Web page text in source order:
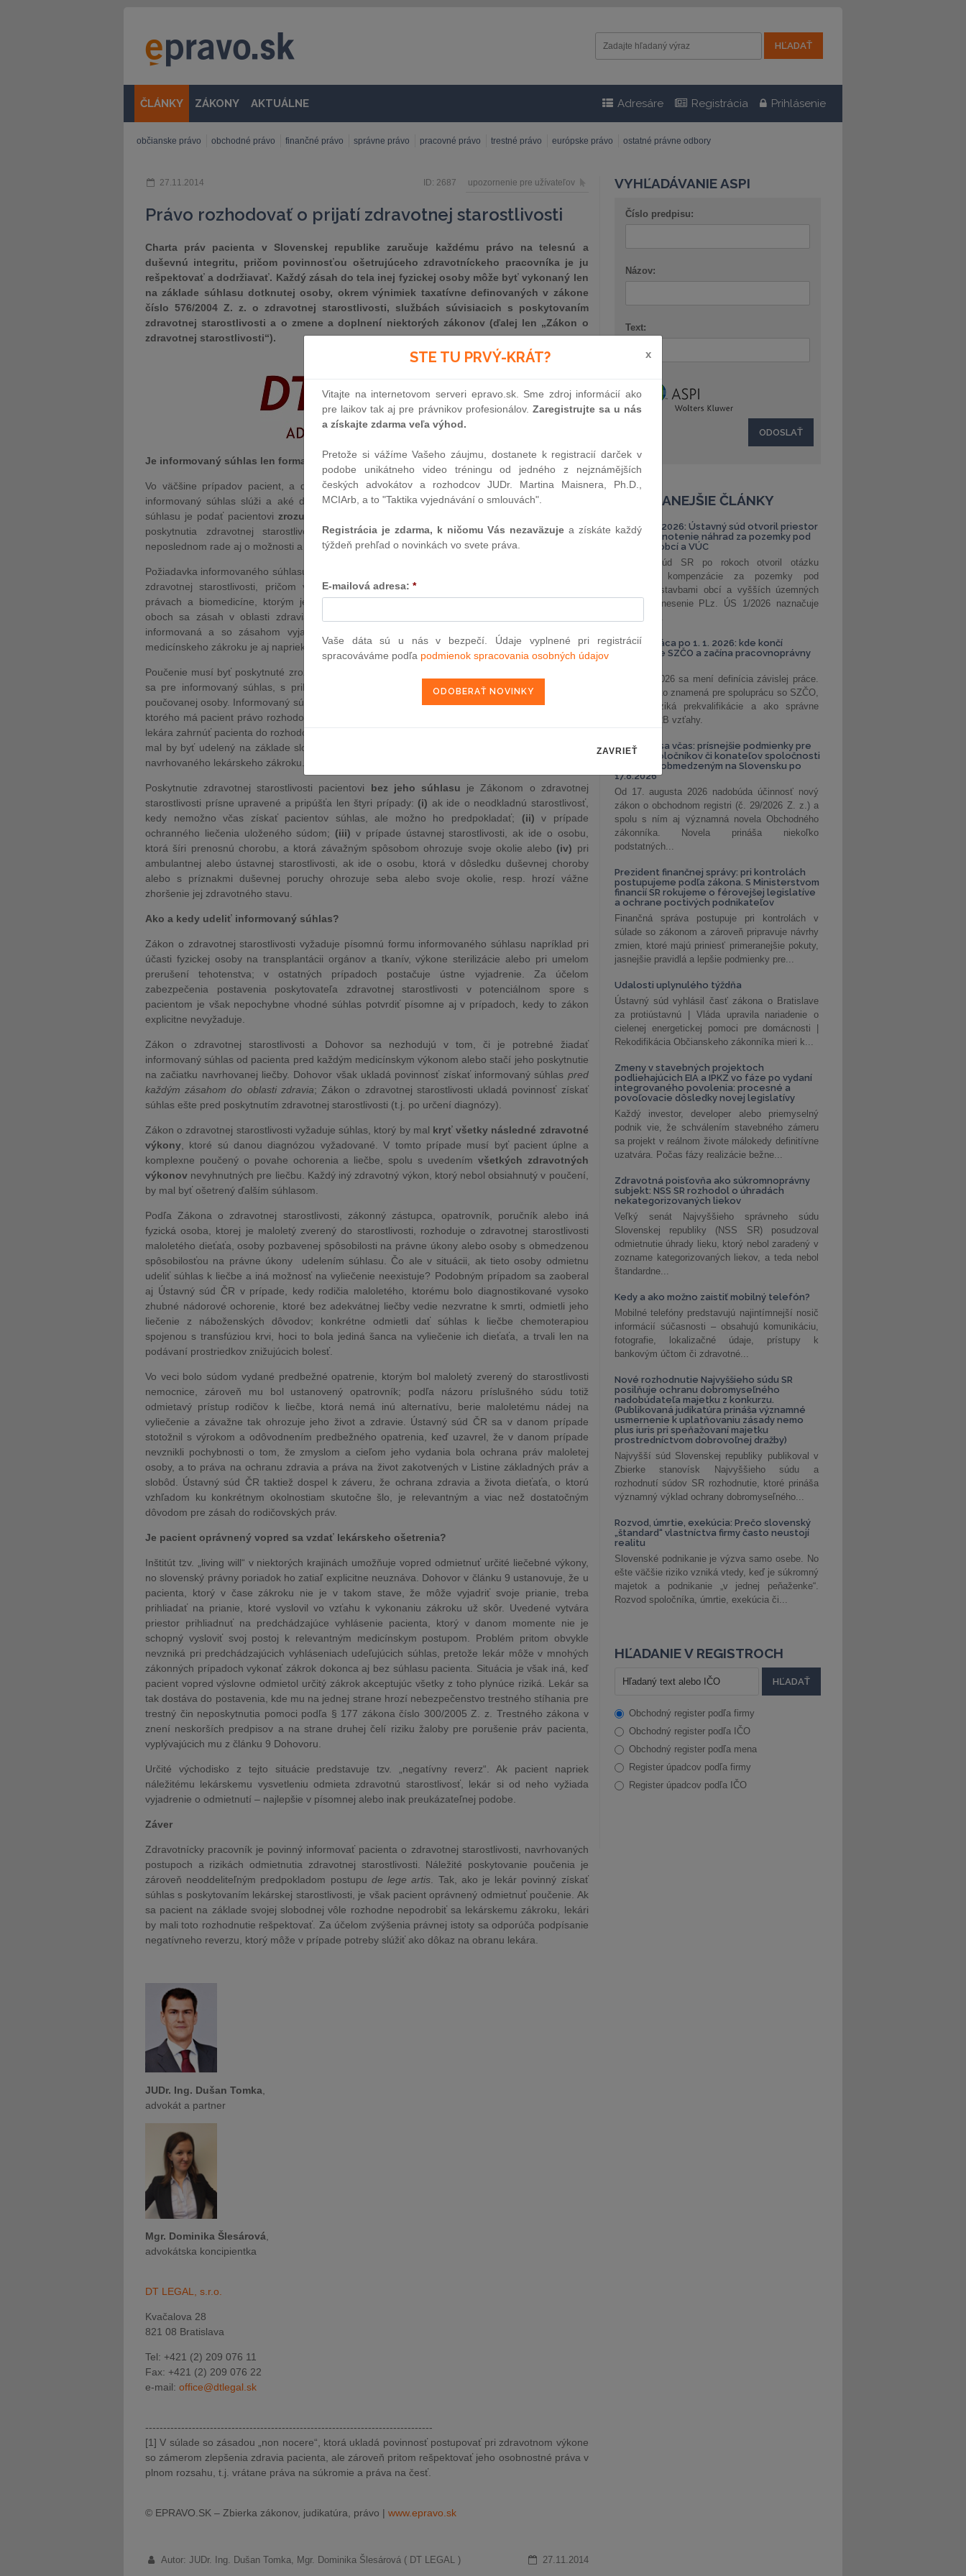
ČLÁNKY ZÁKONY AKTUÁLNE Adresáre Registrácia Prihlásenie
občianske právo obchodné právo finančné právo správne právo pracovné právo trestné právo európske právo ostatné právne odbory
27.11.2014 ID: 2687 upozornenie pre užívateľov
Právo rozhodovať o prijatí zdravotnej starostlivosti
Charta práv pacienta v Slovenskej republike zaručuje každému právo na telesnú a
duševnú integritu, pričom povinnosťou ošetrujúceho zdravotníckeho pracovníka je ju
rešpektovať a dodržiavať. Každý zásah do tela inej fyzickej osoby môže byť vykonaný len
na základe súhlasu dotknutej osoby, okrem výnimiek taxatívne definovaných v zákone
číslo 576/2004 Z. z. o zdravotnej starostlivosti, službách súvisiacich s poskytovaním
zdravotnej starostlivosti a o zmene a doplnení niektorých zákonov (ďalej len „Zákon o
zdravotnej starostlivosti“).
Je informovaný súhlas len formalita?
Vo väčšine prípadov pacient, a dokonca ani zdravotnícky personál nevedia, k čomu presne
informovaný súhlas slúži a aké dôsledky sa spájajú s jeho udelením. Cieľom informovaného
súhlasu je podať pacientovi zrozumiteľné vysvetlenie
poskytnutia zdravotnej starostlivosti, o možnostiach voľby navrhovaných postupov a v
neposlednom rade aj o možnosti a rizikách odmietnutia zdravotnej starostlivosti.
Požiadavka informovaného súhlasu je v slovenskom právnom poriadku upravená v § 6 Zákona o
zdravotnej starostlivosti, pričom vychádza zo súhlasu upraveného v Dohovore o ľudských
právach a biomedicíne, ktorým je Slovenská republika viazaná (ďalej len „Dohovor“); podľa
oboch sa zásah v oblasti zdravia môže vykonať iba vtedy, ak osoba, ktorej sa týka, bola
informovaná a so zásahom vyjadrila súhlas, prípadne ak odmietla poučenie a vykonanie
medicínskeho zákroku je aj napriek tomu podľa zákona možné.
Poučenie musí byť poskytnuté zrozumiteľne, ohľaduplne, bez nátlaku a s možnosťou rozhodnúť
sa pre informovaný súhlas, s prihliadnutím na rozumovú, vôľovú vyspelosť a zdravotný stav
poučovanej osoby. Informovaný súhlas vychádza zo zákonného a etického práva pacienta, podľa
ktorého má pacient právo rozhodovať o tom, čo sa stane s jeho telom, a tiež z etickej povinnosti
lekára zahrnúť pacienta do rozhodovania o jeho zdravotnej starostlivosti.[1] Aby bol súhlas platný,
mal by byť udelený na základe slobodného rozhodnutia po zvážení všetkých kladov a záporov
navrhovaného lekárskeho zákroku.
Poskytnutie zdravotnej starostlivosti pacientovi bez jeho súhlasu je Zákonom o zdravotnej
starostlivosti prísne upravené a pripúšťa len štyri prípady: (i) ak ide o neodkladnú starostlivosť,
kedy nemožno včas získať pacientov súhlas, ale možno ho predpokladať; (ii) v prípade
ochranného liečenia uloženého súdom; (iii) v prípade ústavnej starostlivosti, ak ide o osobu,
ktorá šíri prenosnú chorobu, a ktorá závažným spôsobom ohrozuje svoje okolie alebo (iv) pri
ambulantnej alebo ústavnej starostlivosti, ak ide o osobu, ktorá v dôsledku duševnej choroby
alebo s príznakmi duševnej poruchy ohrozuje seba alebo svoje okolie, resp. hrozí vážne
zhoršenie jej zdravotného stavu.
Ako a kedy udeliť informovaný súhlas?
Zákon o zdravotnej starostlivosti vyžaduje písomnú formu informovaného súhlasu napríklad pri
účasti fyzickej osoby na transplantácii orgánov a tkanív, výkone sterilizácie alebo pri umelom
prerušení tehotenstva; v ostatných prípadoch postačuje ústne vyjadrenie. Za účelom
zabezpečenia postavenia poskytovateľa zdravotnej starostlivosti v potenciálnom spore s
pacientom je však nepochybne vhodné súhlas potvrdiť písomne aj v prípadoch, kedy to zákon
explicitne nevyžaduje.
Zákon o zdravotnej starostlivosti a Dohovor sa nezhodujú v tom, či je potrebné žiadať
informovaný súhlas od pacienta pred každým medicínskym výkonom alebo stačí jeho poskytnutie
na začiatku navrhovanej liečby. Dohovor však ukladá povinnosť získať informovaný súhlas pred
každým zásahom do oblasti zdravia; Zákon o zdravotnej starostlivosti ukladá povinnosť získať
súhlas ešte pred poskytnutím zdravotnej starostlivosti (t.j. po určení diagnózy).
Zákon o zdravotnej starostlivosti vyžaduje súhlas, ktorý by mal kryť všetky následné zdravotné
výkony , ktoré sú danou diagnózou vyžadované. V tomto prípade musí byť pacient úplne a
komplexne poučený o povahe ochorenia a liečbe, spolu s uvedením všetkých zdravotných
výkonov nevyhnutných pre liečbu. Každý iný zdravotný výkon, ktorý nebol obsiahnutý v poučení,
by mal byť ošetrený ďalším súhlasom.
Podľa Zákona o zdravotnej starostlivosti, zákonný zástupca, opatrovník, poručník alebo iná
fyzická osoba, ktorej je maloletý zverený do starostlivosti, rozhoduje o zdravotnej starostlivosti
maloletého dieťaťa, osoby pozbavenej spôsobilosti na právne úkony alebo osoby s obmedzenou
spôsobilosťou na právne úkony udelením súhlasu. Čo ale v situácii, ak tieto osoby odmietnu
udeliť súhlas k liečbe a iná možnosť na vyliečenie neexistuje? Podobným prípadom sa zaoberal
aj Ústavný súd ČR v prípade, kedy rodičia maloletého, ktorému bolo diagnostikované vysoko
zhubné nádorové ochorenie, ktoré bez adekvátnej liečby vedie nezvratne k smrti, odmietli jeho
liečenie z náboženských dôvodov; konkrétne odmietli dať súhlas k liečbe chemoterapiou
spojenou s transfúziou krvi, hoci to bola jediná šanca na vyliečenie ich dieťaťa, a trvali len na
podávaní prostriedkov znižujúcich bolesť.
Vo veci bolo súdom vydané predbežné opatrenie, ktorým bol maloletý zverený do starostlivosti
nemocnice, zároveň mu bol ustanovený opatrovník; podľa názoru príslušného súdu totiž
odmietavý prístup rodičov k liečbe, ktorá nemá inú alternatívu, berie maloletému nádej na
vyliečenie a závažne tak ohrozuje jeho život a zdravie. Ústavný súd ČR sa v danom prípade
stotožnil s výrokom a odôvodnením predbežného opatrenia, keď uzavrel, že v danom prípade
nevznikli pochybnosti o tom, že zmyslom a cieľom jeho vydania bola ochrana práv maloletej
osoby, a to práva na ochranu zdravia a práva na život zakotvených v Listine základných práv a
slobôd. Ústavný súd ČR taktiež dospel k záveru, že ochrana zdravia a života dieťaťa, o ktorú
vzhľadom ku konkrétnym okolnostiam skutočne šlo, je relevantným a viac než dostatočným
dôvodom pre zásah do rodičovských práv.
Je pacient oprávnený vopred sa vzdať lekárskeho ošetrenia?
Inštitút tzv. „living will“ v niektorých krajinách umožňuje vopred odmietnuť určité liečebné výkony,
no slovenský právny poriadok ho zatiaľ explicitne neuznáva. Dohovor v článku 9 ustanovuje, že u
pacienta, ktorý v čase zákroku nie je v takom stave, že môže vyjadriť svoje prianie, treba
prihliadať na prianie, ktoré vyslovil vo vzťahu k vykonaniu zákroku už skôr. Uvedené vytvára
priestor prihliadnuť na predchádzajúce vyhlásenie pacienta, ktorý v danom momente nie je
schopný vysloviť svoj postoj k relevantným medicínskym postupom. Problém pritom obvykle
nevzniká pri predchádzajúcich vyhláseniach udeľujúcich súhlas, pretože lekár môže v mnohých
zákonných prípadoch vykonať zákrok dokonca aj bez súhlasu pacienta. Situácia je však iná, keď
pacient vopred výslovne odmietol určitý zákrok akceptujúc všetky z toho plynúce riziká. Lekár sa
tak dostáva do postavenia, kde mu na jednej strane hrozí nebezpečenstvo trestného stíhania pre
trestný čin neposkytnutia pomoci podľa § 177 zákona číslo 300/2005 Z. z. Trestného zákona v
znení neskorších predpisov a na strane druhej čelí riziku žaloby pre porušenie práv pacienta,
vyplývajúcich mu z článku 9 Dohovoru.
Určité východisko z tejto situácie predstavuje tzv. „negatívny reverz“. Ak pacient napriek
náležitému lekárskemu vysvetleniu odmieta zdravotnú starostlivosť, lekár si od neho vyžiada
vyjadrenie o odmietnutí – najlepšie v písomnej alebo inak preukázateľnej podobe.
Záver
Zdravotnícky pracovník je povinný informovať pacienta o zdravotnej starostlivosti, navrhovaných
postupoch a rizikách odmietnutia zdravotnej starostlivosti. Náležité poskytovanie poučenia je
zároveň neoddeliteľným predpokladom postupu de lege artis . Tak, ako je lekár povinný získať
súhlas s poskytovaním lekárskej starostlivosti, je však pacient oprávnený odmietnuť poučenie. Ak
sa pacient na základe svojej slobodnej vôle rozhodne nepodrobiť sa lekárskemu zákroku, lekári
by mali toto rozhodnutie rešpektovať. Za účelom zvýšenia právnej istoty sa odporúča podpísanie
negatívneho reverzu, ktorý môže v prípade potreby slúžiť ako dôkaz na obranu lekára.
JUDr. Ing. Dušan Tomka
advokát a partner
Mgr. Dominika Šlesárová
advokátska koncipientka
DT LEGAL, s.r.o.
Kvačalova 28
821 08 Bratislava
Tel: +421 (2) 209 076 11
Fax: +421 (2) 209 076 22
e-mail: office@dtlegal.sk
--------------------------------------------------------------------------------
[1] V súlade so zásadou „non nocere“, ktorá ukladá povinnosť postupovať pri zdravotnom výkone
so zámerom zlepšenia zdravia pacienta, ale zároveň pritom rešpektovať jeho osobnostné práva v
plnom rozsahu, t.j. vrátane práva na súkromie a práva na česť.
© EPRAVO.SK – Zbierka zákonov, judikatúra, právo | www.epravo.sk
Autor: JUDr. Ing. Dušan Tomka, Mgr. Dominika Šlesárová ( DT LEGAL )
27.11.2014
VYHĽADÁVANIE ASPI
Číslo predpisu:
Názov:
Text:
NAJČÍTANEJŠIE ČLÁNKY
PLz. ÚS 1/2026: Ústavný súd otvoril priestor
na prehodnotenie náhrad za pozemky pod
stavbami obcí a VÚC
Ústavný súd SR po rokoch otvoril otázku
primeranej kompenzácie za pozemky pod
verejnými stavbami obcí a vyšších územných
celkov. Uznesenie PLz. ÚS 1/2026 naznačuje
odklon od...
Závislá práca po 1. 1. 2026: kde končí
podnikanie SZČO a začína pracovnoprávny
Od 1. 1. 2026 sa mení definícia závislej práce.
Zistite, čo to znamená pre spoluprácu so SZČO,
aké sú riziká prekvalifikácie a ako správne
nastaviť B2B vzťahy.
Pripravte sa včas: prísnejšie podmienky pre
zmeny spoločníkov či konateľov spoločnosti
s ručením obmedzeným na Slovensku po
17.8.2026
Od 17. augusta 2026 nadobúda účinnosť nový
zákon o obchodnom registri (č. 29/2026 Z. z.) a
spolu s ním aj významná novela Obchodného
zákonníka. Novela prináša niekoľko
podstatných...
Prezident finančnej správy: pri kontrolách
postupujeme podľa zákona. S Ministerstvom
financií SR rokujeme o férovejšej legislatíve
a ochrane poctivých podnikateľov
Finančná správa postupuje pri kontrolách v
súlade so zákonom a zároveň pripravuje návrhy
zmien, ktoré majú priniesť primeranejšie pokuty,
jasnejšie pravidlá a lepšie podmienky pre...
Udalosti uplynulého týždňa
Ústavný súd vyhlásil časť zákona o Bratislave
za protiústavnú | Vláda upravila nariadenie o
cielenej energetickej pomoci pre domácnosti |
Rekodifikácia Občianskeho zákonníka mieri k...
Zmeny v stavebných projektoch
podliehajúcich EIA a IPKZ vo fáze po vydaní
integrovaného povolenia: procesné a
povoľovacie dôsledky novej legislatívy
Každý investor, developer alebo priemyselný
podnik vie, že schválením stavebného zámeru
sa projekt v reálnom živote málokedy definitívne
uzatvára. Počas fázy realizácie bežne...
Zdravotná poisťovňa ako súkromnoprávny
subjekt: NSS SR rozhodol o úhradách
nekategorizovaných liekov
Veľký senát Najvyššieho správneho súdu
Slovenskej republiky (NSS SR) posudzoval
odmietnutie úhrady lieku, ktorý nebol zaradený v
zozname kategorizovaných liekov, a teda nebol
štandardne...
Kedy a ako možno zaistiť mobilný telefón?
Mobilné telefóny predstavujú najintímnejší nosič
informácií súčasnosti – obsahujú komunikáciu,
fotografie, lokalizačné údaje, prístupy k
bankovým účtom či zdravotné...
Nové rozhodnutie Najvyššieho súdu SR
posilňuje ochranu dobromyseľného
nadobúdateľa majetku z konkurzu.
(Publikovaná judikatúra prináša významné
usmernenie k uplatňovaniu zásady nemo
plus iuris pri speňažovaní majetku
prostredníctvom dobrovoľnej dražby)
Najvyšší súd Slovenskej republiky publikoval v
Zbierke stanovísk Najvyššieho súdu a
rozhodnutí súdov SR rozhodnutie, ktoré prináša
významný výklad ochrany dobromyseľného...
Rozvod, úmrtie, exekúcia: Prečo slovenský
„štandard“ vlastníctva firmy často neustojí
realitu
Slovenské podnikanie je výzva samo osebe. No
ešte väčšie riziko vzniká vtedy, keď je súkromný
majetok a podnikanie „v jednej peňaženke“.
Rozvod spoločníka, úmrtie, exekúcia či...
HĽADANIE V REGISTROCH
Obchodný register podľa firmy
Obchodný register podľa IČO
Obchodný register podľa mena
Register úpadcov podľa firmy
Register úpadcov podľa IČO
STE TU PRVÝ-KRÁT? x
Vitajte na internetovom serveri epravo.sk. Sme zdroj informácií ako
pre laikov tak aj pre právnikov profesionálov. Zaregistrujte sa u nás
a získajte zdarma veľa výhod.
Pretože si vážíme Vašeho záujmu, dostanete k registracií darček v
podobe unikátneho video tréningu od jedného z nejznámějších
českých advokátov a rozhodcov JUDr. Martina Maisnera, Ph.D.,
MCIArb, a to "Taktika vyjednávání o smlouvách".
Registrácia je zdarma, k ničomu Vás nezaväzuje a získáte každý
týždeň prehľad o novinkách vo svete práva.
E-mailová adresa: *
Vaše dáta sú u nás v bezpečí. Údaje vyplnené pri registrácií
spracováváme podľa podmienok spracovania osobných údajov
ZAVRIEŤ